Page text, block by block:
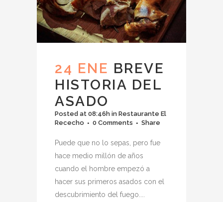
24 ENE BREVE
HISTORIA DEL
ASADO
Posted at 08:46h in Restaurante El
Rececho
0 Comments Share
Puede que no lo sepas, pero fue
hace medio millón de años
cuando el hombre empezó a
hacer sus primeros asados con el
descubrimiento del fuego....